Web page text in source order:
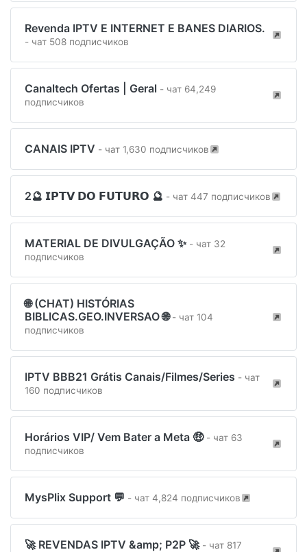
Revenda IPTV E INTERNET E BANES DIARIOS.
- чат 508 подписчиков
Canaltech Ofertas | Geral - чат 64,249
подписчиков
CANAIS IPTV - чат 1,630 подписчиков
2🔮 𝗜𝗣𝗧𝗩 𝗗𝗢 𝗙𝗨𝗧𝗨𝗥𝗢 🔮 - чат 447 подписчиков
MATERIAL DE DIVULGAÇÃO ✨ - чат 32
подписчиков
🌐 (CHAT) HISTÓRIAS
BIBLICAS.GEO.INVERSAO 🌐- чат 104
подписчиков
IPTV BBB21 Grátis Canais/Filmes/Series - чат
160 подписчиков
Horários VIP/ Vem Bater a Meta 🤑 - чат 63
подписчиков
MysPlix Support 💬 - чат 4,824 подписчиков
🚀 REVENDAS IPTV &amp; P2P 🚀 - чат 817